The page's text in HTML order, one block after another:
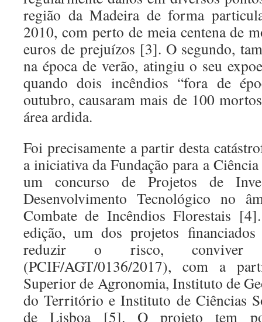
região da Madeira de forma
2010, com perto de meia centena de
euros de prejuízos [3]. O segundo,
na época de verão, atingiu o seu
quando dois incêndios “fora de
outubro, causaram mais de 100
área ardida.
Foi precisamente a partir desta
a iniciativa da Fundação para a
um concurso de Projetos de
Desenvolvimento Tecnológico no
Combate de Incêndios Florestais
edição, um dos projetos
reduzir o risco,
(PCIF/AGT/0136/2017), com a
Superior de Agronomia, Instituto de
do Território e Instituto de Ciências
de Lisboa [5]. O projeto tem